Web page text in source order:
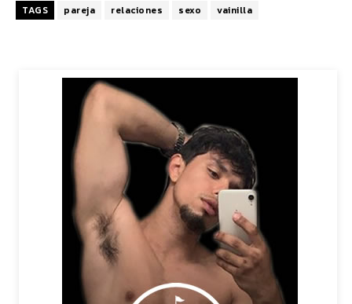
TAGS pareja relaciones sexo vainilla